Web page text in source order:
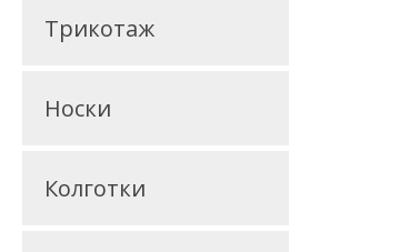
Трикотаж
Носки
Колготки